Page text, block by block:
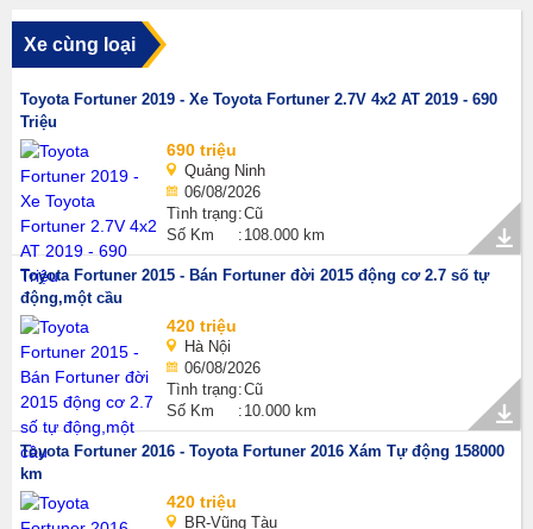
Xe cùng loại
Toyota Fortuner 2019 - Xe Toyota Fortuner 2.7V 4x2 AT 2019 - 690
Triệu
690 triệu
Quảng Ninh
06/08/2026
Tình trạng Cũ
Số Km
108.000 km
Toyota Fortuner 2015 - Bán Fortuner đời 2015 động cơ 2.7 số tự
động,một cầu
420 triệu
Hà Nội
06/08/2026
Tình trạng Cũ
Số Km
10.000 km
Toyota Fortuner 2016 - Toyota Fortuner 2016 Xám Tự động 158000
km
420 triệu
BR-Vũng Tàu